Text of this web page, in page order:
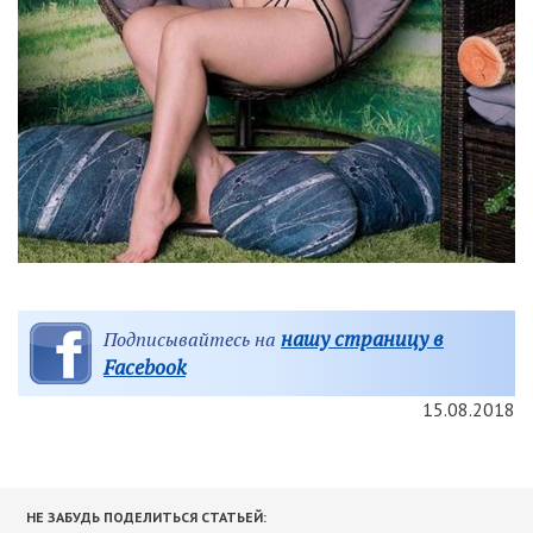
Подписывайтесь на нашу страницу в
Facebook
15.08.2018
НЕ ЗАБУДЬ ПОДЕЛИТЬСЯ СТАТЬЕЙ: